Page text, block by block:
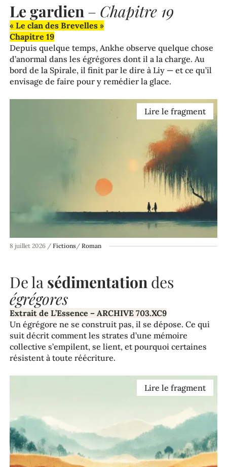
Le gardien – Chapitre 19
8 juillet 2026 / Fictions/ Roman
« Le clan des Brevelles »
Chapitre 19
Depuis quelque temps, Ankhe observe quelque chose
d’anormal dans les égrégores dont il a la charge. Au
bord de la Spirale, il finit par le dire à Liy — et ce qu’il
envisage de faire pour y remédier la glace.
Lire le fragment
De la sédimentation des
égrégores
Extrait de L’Essence – ARCHIVE 703.XC9
Un égrégore ne se construit pas, il se dépose. Ce qui
suit décrit comment les strates d’une mémoire
collective s’empilent, se lient, et pourquoi certaines
résistent à toute réécriture.
Lire le fragment